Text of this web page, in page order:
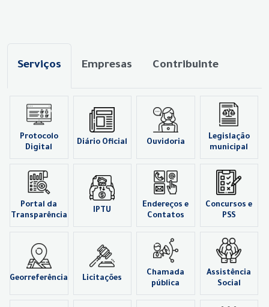
Serviços Empresas Contribuinte
Protocolo
Digital
Diário Oficial Ouvidoria
Legislação
municipal
Portal da
Transparência
IPTU
Endereços e
Contatos
Concursos e
PSS
Georreferência Licitações
Chamada
pública
Assistência
Social